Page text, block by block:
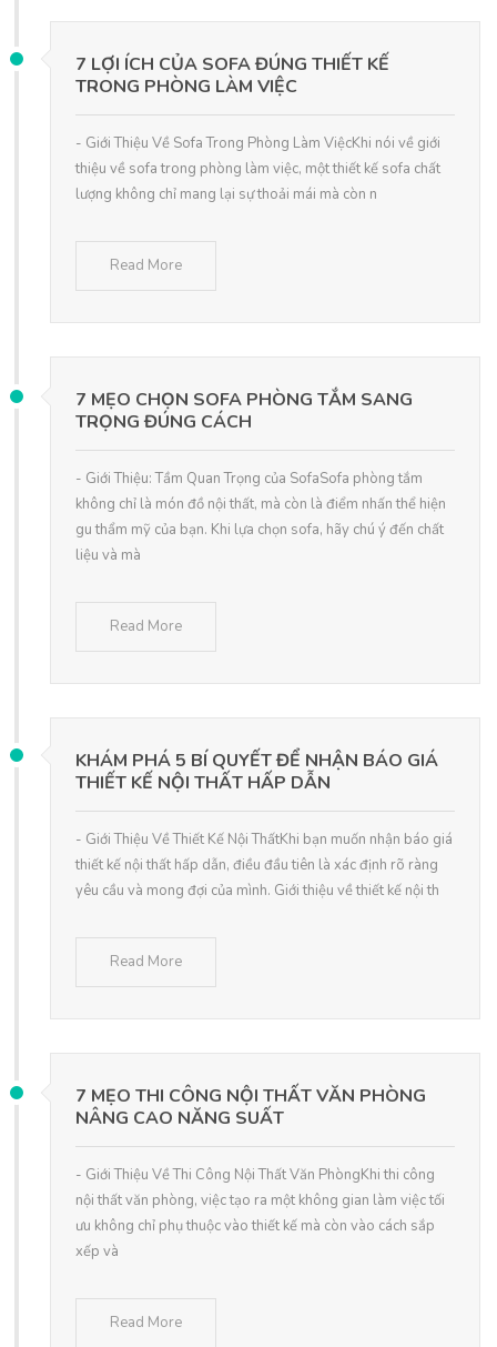
7 LỢI ÍCH CỦA SOFA ĐÚNG THIẾT KẾ
TRONG PHÒNG LÀM VIỆC
- Giới Thiệu Về Sofa Trong Phòng Làm ViệcKhi nói về giới
thiệu về sofa trong phòng làm việc, một thiết kế sofa chất
lượng không chỉ mang lại sự thoải mái mà còn n
Read More
7 MẸO CHỌN SOFA PHÒNG TẮM SANG
TRỌNG ĐÚNG CÁCH
- Giới Thiệu: Tầm Quan Trọng của SofaSofa phòng tắm
không chỉ là món đồ nội thất, mà còn là điểm nhấn thể hiện
gu thẩm mỹ của bạn. Khi lựa chọn sofa, hãy chú ý đến chất
liệu và mà
Read More
KHÁM PHÁ 5 BÍ QUYẾT ĐỂ NHẬN BÁO GIÁ
THIẾT KẾ NỘI THẤT HẤP DẪN
- Giới Thiệu Về Thiết Kế Nội ThấtKhi bạn muốn nhận báo giá
thiết kế nội thất hấp dẫn, điều đầu tiên là xác định rõ ràng
yêu cầu và mong đợi của mình. Giới thiệu về thiết kế nội th
Read More
7 MẸO THI CÔNG NỘI THẤT VĂN PHÒNG
NÂNG CAO NĂNG SUẤT
- Giới Thiệu Về Thi Công Nội Thất Văn PhòngKhi thi công
nội thất văn phòng, việc tạo ra một không gian làm việc tối
ưu không chỉ phụ thuộc vào thiết kế mà còn vào cách sắp
xếp và
Read More